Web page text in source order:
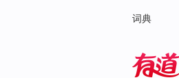
词典